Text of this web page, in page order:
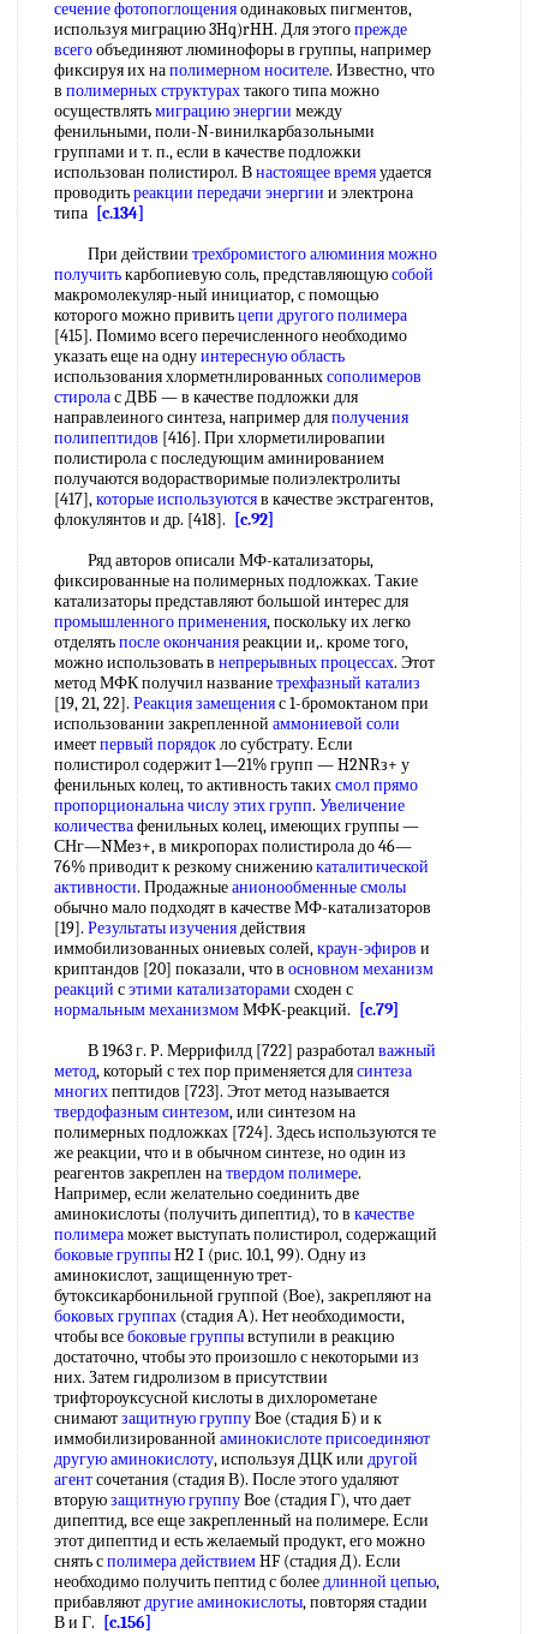
сечение фотопоглощенияодинаковых пигментов,
используя миграцию 3Hq)rHH. Для этогопрежде
всегообъединяют люминофоры в группы, например
фиксируя их наполимерном носителе. Известно, что
в полимерных структурахтакого типа можно
осуществлятьмиграцию энергии между
фенильными, пoли-N-винилкapбaзoльными
группами и т. п., если в качестве подложки
использован полистирол. Внастоящее времяудается
проводитьреакции передачи энергии и электрона
типа [c.134]
При действии трехбромистого алюминияможно
получитькарбопиевую соль, представляющуюсобой
макромолекуляр-ный инициатор, с помощью
которого можно привитьцепи другого полимера
[415]. Помимо всего перечисленного необходимо
указать еще на однуинтересную область
использования хлорметнлированныхсополимеров
стиролас ДВБ — в качестве подложки для
направлеиного синтеза, например дляполучения
полипептидов [416]. При хлорметилировапии
полистирола с последующим аминированием
получаются водорастворимые полиэлектролиты
[417],которые используютсяв качестве экстрагентов,
флокулянтов и др. [418].
[c.92]
Ряд авторов описали МФ-катализаторы,
фиксированные на полимерных подложках. Такие
катализаторы представляют большой интерес для
промышленного применения, поскольку их легко
отделятьпосле окончанияреакции и,. кроме того,
можно использовать в непрерывных процессах. Этот
метод МФК получил названиетрехфазный катализ
[19, 21, 22]. Реакция замещенияс 1-бромоктаном при
использовании закрепленной аммониевой соли
имеетпервый порядокло субстрату. Если
полистирол содержит 1—21% групп — H2NRз+ у
фенильных колец, то активность такихсмол прямо
пропорциональна числуэтих групп. Увеличение
количествафенильных колец, имеющих группы —
СНг—NMeз+, в микропорах полистирола до 46—
76% приводит к резкому снижениюкаталитической
активности. Продажныеанионообменные смолы
обычно мало подходят в качестве МФ-катализаторов
[19]. Результаты изучениядействия
иммобилизованных ониевых солей,краун-эфиров и
криптандов [20] показали, что в основном механизм
реакций сэтими катализаторами сходен с
нормальным механизмомМФК-реакций.
[c.79]
В 1963 г. Р. Меррифилд [722] разработалважный
метод, который с тех пор применяется длясинтеза
многихпептидов [723]. Этот метод называется
твердофазным синтезом, или синтезом на
полимерных подложках [724]. Здесь используются те
же реакции, что и в обычном синтезе, но один из
реагентов закреплен натвердом полимере.
Например, если желательно соединить две
аминокислоты (получить дипептид), то в качестве
полимераможет выступать полистирол, содержащий
боковые группыH2 I (рис. 10.1, 99). Одну из
аминокислот, защищенную трет-
бутоксикарбонильной группой (Вое), закрепляют на
боковых группах (стадия А). Нет необходимости,
чтобы всебоковые группывступили в реакцию
достаточно, чтобы это произошло с некоторыми из
них. Затем гидролизом в присутствии
трифтороуксусной кислоты в дихлорометане
снимаютзащитную группуВое (стадия Б) и к
иммобилизированной аминокислоте присоединяют
другую аминокислоту, используя ДЦК или другой
агентсочетания (стадия В). После этого удаляют
вторуюзащитную группуВое (стадия Г), что дает
дипептид, все еще закрепленный на полимере. Если
этот дипептид и есть желаемый продукт, его можно
снять сполимера действиемHF (стадия Д). Если
необходимо получить пептид с болеедлинной цепью,
прибавляютдругие аминокислоты, повторяя стадии
В и Г.
[c.156]